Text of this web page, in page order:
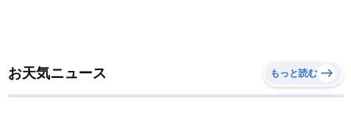
お天気ニュース もっと読む